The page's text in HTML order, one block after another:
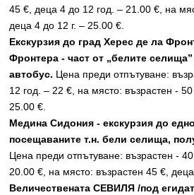
45 €, деца 4 до 12 год. – 21.00 €, на
деца 4 до 12 г. – 25.00 €.
Екскурзия до град Херес де ла
Фронтера - част от „белите
автобус. Цена преди отпътуване:
12 год. – 22 €, на място: възрастен -
25.00 €.
Медина Сидония - екскурзия до
посещаваните т.н. бели селища,
Цена преди отпътуване: възрастен -
20.00 €, на място: възрастен 45 €, деца
Величествената СЕВИЛЯ /под